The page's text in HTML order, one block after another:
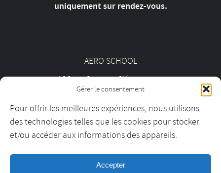
Gérer le consentement
Pour offrir les meilleures expériences, nous utilisons
des technologies telles que les cookies pour stocker
et/ou accéder aux informations des appareils.
Accepter
uniquement sur rendez-vous.
AERO SCHOOL
126 av. Georges Clémenceau
01 55 69 19 30
contact@aeroschool.fr